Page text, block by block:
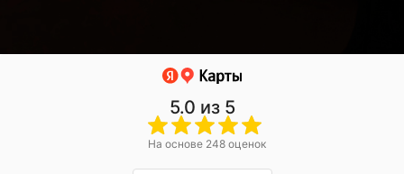
5.0 из 5
На основе 248 оценок